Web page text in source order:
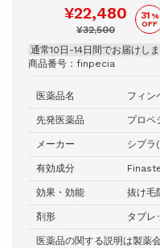
¥22,480
¥32,500
31%
OFF
通常10日-14日間でお届けし
商品番号：finpecia
医薬品名 フィン
先発医薬品 プロペ
メーカー シプラ
有効成分
効果・効能 抜け毛
剤形 タブレ
医薬品の関する説明は製薬